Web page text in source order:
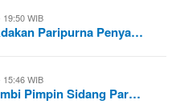
19:50 WIB
Paripurna Penya…
15:46 WIB
Pimpin Sidang Par…